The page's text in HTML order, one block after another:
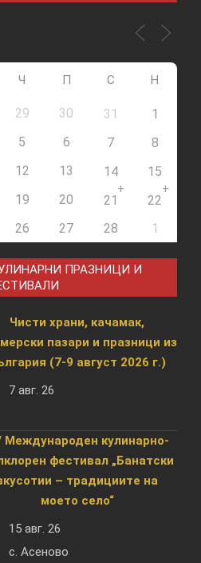
Ч П С Н
29 30 31
1
5 6 7
8
12 13 14
15
19 20 21
+
22
+
26 27 28 1
ПРАЗНИЦИ И
Чисти храни, качамак,
пазари и празници из
(7-9 август 2026 г.)
7 авг. 26
Международен кулинарно-
фестивал „Банатски
– традициите на
моето село“
15 авг. 26
с. Асеново